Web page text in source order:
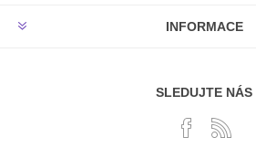
INFORMACE
SLEDUJTE NÁS